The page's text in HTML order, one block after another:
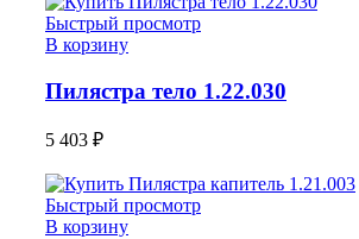
Быстрый просмотр
В корзину
Пилястра тело 1.22.030
5 403 ₽
Быстрый просмотр
В корзину